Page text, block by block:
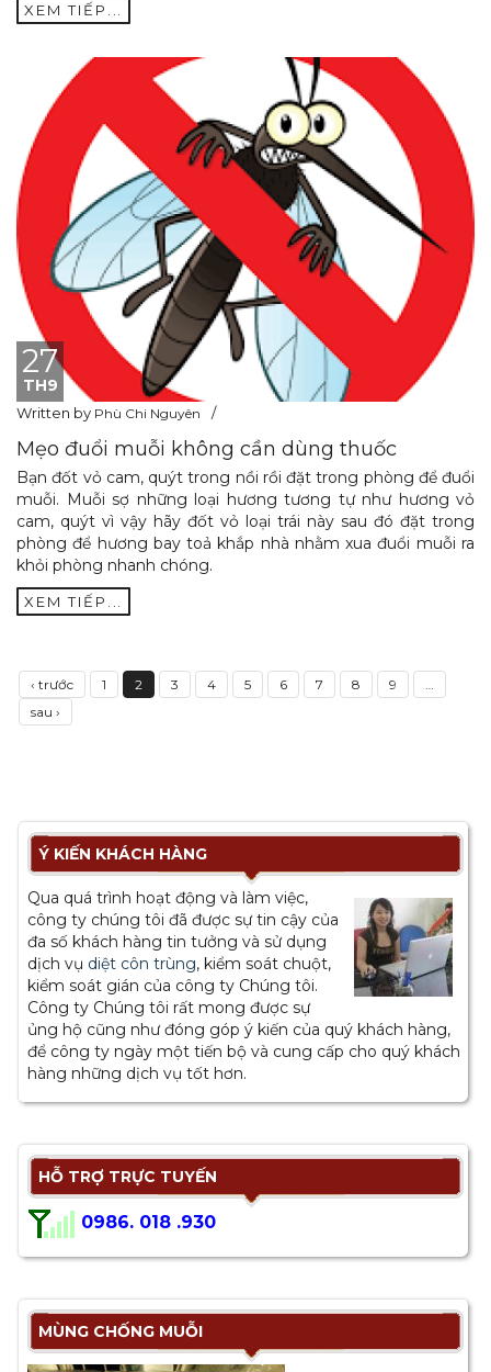
XEM TIẾP...
27
TH9
Written by Phù Chi Nguyên
Mẹo đuổi muỗi không cần dùng thuốc
Bạn đốt vỏ cam, quýt trong nồi rồi đặt trong phòng để đuổi
muỗi. Muỗi sợ những loại hương tương tự như hương vỏ
cam, quýt vì vậy hãy đốt vỏ loại trái này sau đó đặt trong
phòng để hương bay toả khắp nhà nhằm xua đuổi muỗi ra
khỏi phòng nhanh chóng.
XEM TIẾP...
‹ trước 1 2 3 4 5 6 7 8 9
sau ›
Ý KIẾN KHÁCH HÀNG
Qua quá trình hoạt động và làm việc,
công ty chúng tôi đã được sự tin cậy của
đa số khách hàng tin tưởng và sử dụng
dịch vụ diệt côn trùng, kiểm soát chuột,
kiểm soát gián của công ty Chúng tôi.
Công ty Chúng tôi rất mong được sự
ủng hộ cũng như đóng góp ý kiến của quý khách hàng,
để công ty ngày một tiến bộ và cung cấp cho quý khách
hàng những dịch vụ tốt hơn.
HỖ TRỢ TRỰC TUYẾN
0986. 018 .930
MÙNG CHỐNG MUỖI